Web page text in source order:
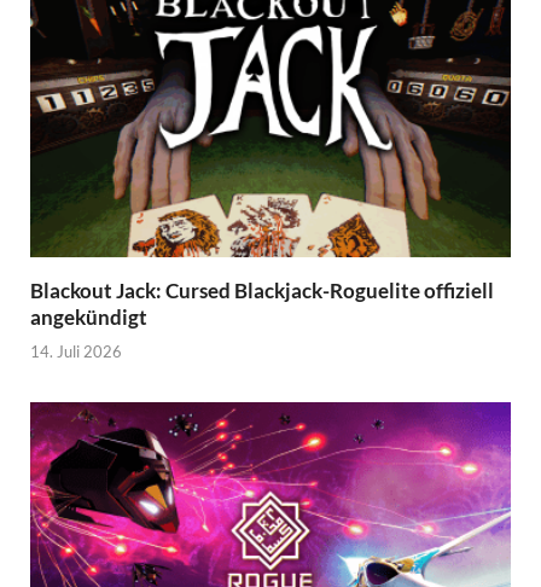
Blackout Jack: Cursed Blackjack-Roguelite offiziell
angekündigt
14. Juli 2026